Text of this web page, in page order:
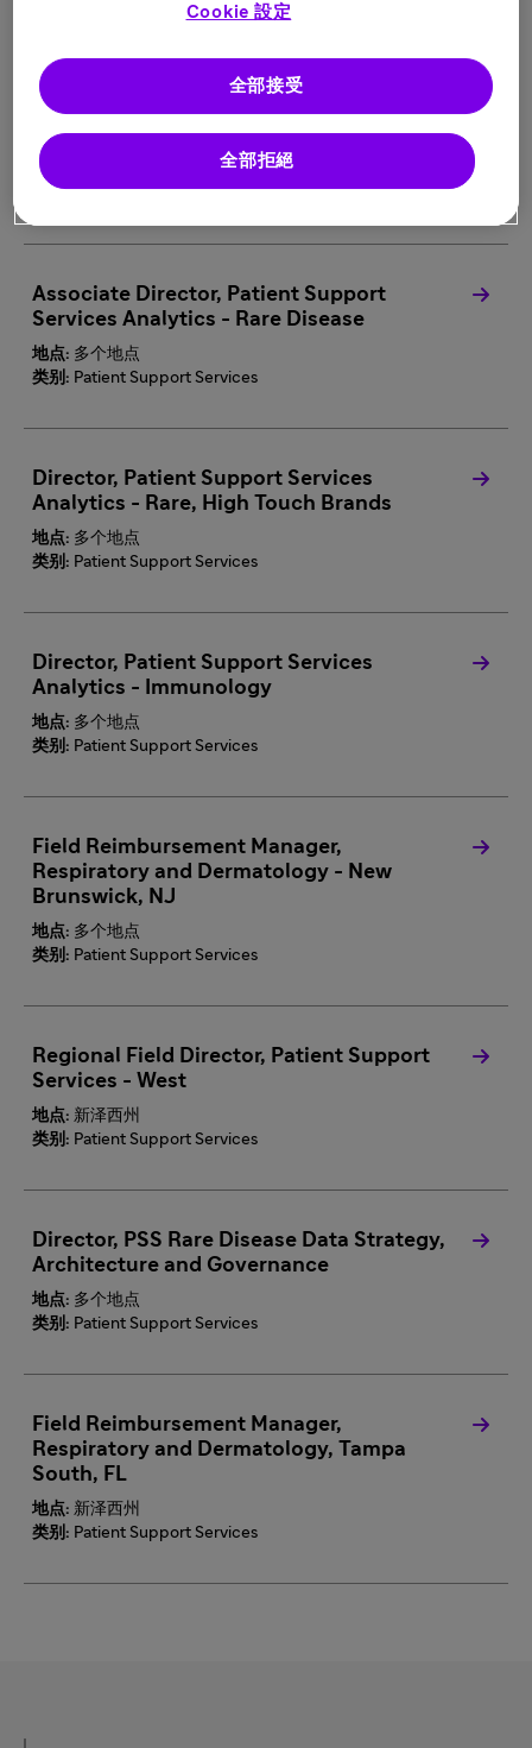
Patient Support Services
Patient Education Liaison, Community -
East (NJ, PA, VA, MD, NC, SC, DE)
地点:
类别:Patient Support Services
Associate Director, Patient Support
Services Analytics - Rare Disease
地点: 多个地点
类别: Patient Support Services
Director, Patient Support Services
Analytics - Rare, High Touch Brands
地点: 多个地点
类别: Patient Support Services
Director, Patient Support Services
Analytics - Immunology
地点: 多个地点
类别: Patient Support Services
Field Reimbursement Manager,
Respiratory and Dermatology - New
Brunswick, NJ
地点: 多个地点
类别: Patient Support Services
Regional Field Director, Patient Support
Services - West
地点: 新泽西州
类别: Patient Support Services
Director, PSS Rare Disease Data Strategy,
Architecture and Governance
地点: 多个地点
类别: Patient Support Services
Field Reimbursement Manager,
Respiratory and Dermatology, Tampa
South, FL
地点: 新泽西州
类别: Patient Support Services
Cookie 設定
全部拒絕
全部接受